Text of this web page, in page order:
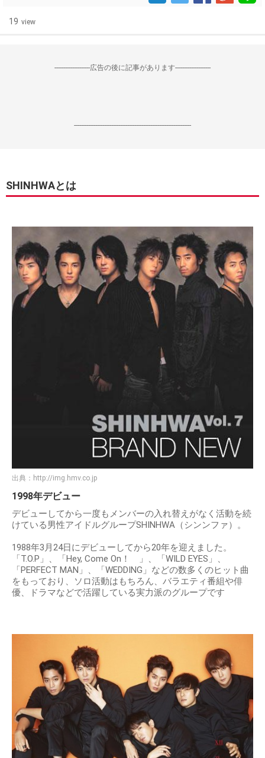
19 view
--------------------広告の後に記事があります--------------------
------------------------------------------------------------------
SHINHWAとは
出典： http://img.hmv.co.jp
1998年デビュー
デビューしてから一度もメンバーの入れ替えがなく活動を続
けている男性アイドルグループSHINHWA（シンンファ）。
1988年3月24日にデビューしてから20年を迎えました。
「T.O.P」、「Hey, Come On！ 」、「WILD EYES」、
「PERFECT MAN」、「WEDDING」などの数多くのヒット曲
をもっており、ソロ活動はもちろん、バラエティ番組や俳
優、ドラマなどで活躍している実力派のグループです